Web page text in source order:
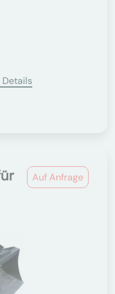
Auf Anfrage